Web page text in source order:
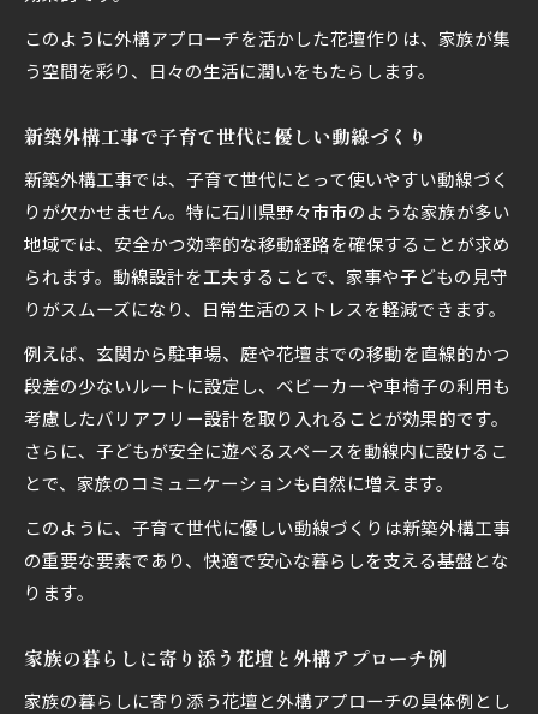
このように外構アプローチを活かした花壇作りは、家族が集
う空間を彩り、日々の生活に潤いをもたらします。
新築外構工事で子育て世代に優しい動線づくり
新築外構工事では、子育て世代にとって使いやすい動線づく
りが欠かせません。特に石川県野々市市のような家族が多い
地域では、安全かつ効率的な移動経路を確保することが求め
られます。動線設計を工夫することで、家事や子どもの見守
りがスムーズになり、日常生活のストレスを軽減できます。
例えば、玄関から駐車場、庭や花壇までの移動を直線的かつ
段差の少ないルートに設定し、ベビーカーや車椅子の利用も
考慮したバリアフリー設計を取り入れることが効果的です。
さらに、子どもが安全に遊べるスペースを動線内に設けるこ
とで、家族のコミュニケーションも自然に増えます。
このように、子育て世代に優しい動線づくりは新築外構工事
の重要な要素であり、快適で安心な暮らしを支える基盤とな
ります。
家族の暮らしに寄り添う花壇と外構アプローチ例
家族の暮らしに寄り添う花壇と外構アプローチの具体例とし